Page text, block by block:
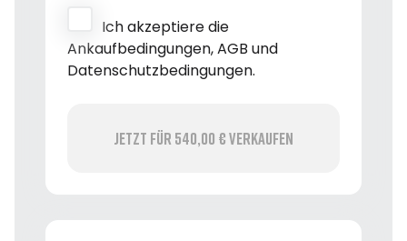
Ich akzeptiere die
Ankaufbedingungen, AGB und
Datenschutzbedingungen.
Jetzt für 540,00 € verkaufen